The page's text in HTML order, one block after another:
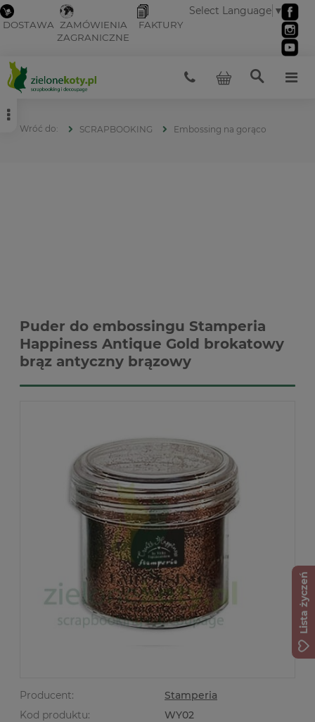
DOSTAWA ZAMÓWIENIA
ZAGRANICZNE
FAKTURY
Select Language ▼
SCRAPBOOKING Embossing na gorąco
Puder do embossingu Stamperia
Happiness Antique Gold brokatowy
brąz antyczny brązowy
Producent:
Stamperia
Kod produktu:
WY02
Lista życzeń